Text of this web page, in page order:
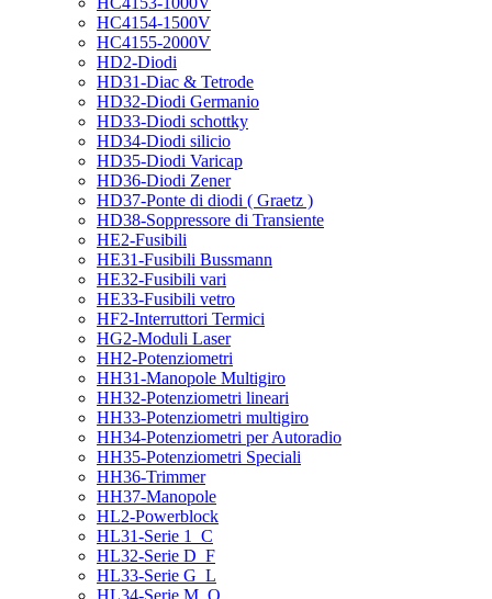
HC4154-1500V
HC4155-2000V
HD2-Diodi
HD31-Diac & Tetrode
HD32-Diodi Germanio
HD33-Diodi schottky
HD34-Diodi silicio
HD35-Diodi Varicap
HD36-Diodi Zener
HD37-Ponte di diodi ( Graetz )
HD38-Soppressore di Transiente
HE2-Fusibili
HE31-Fusibili Bussmann
HE32-Fusibili vari
HE33-Fusibili vetro
HF2-Interruttori Termici
HG2-Moduli Laser
HH2-Potenziometri
HH31-Manopole Multigiro
HH32-Potenziometri lineari
HH33-Potenziometri multigiro
HH34-Potenziometri per Autoradio
HH35-Potenziometri Speciali
HH36-Trimmer
HH37-Manopole
HL2-Powerblock
HL31-Serie 1_C
HL32-Serie D_F
HL33-Serie G_L
HL34-Serie M_O